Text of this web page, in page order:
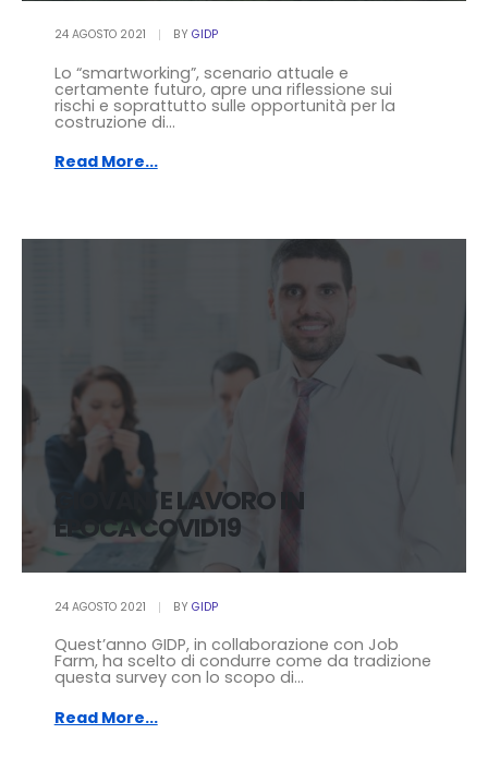
24 AGOSTO 2021 BY GIDP
Lo “smartworking”, scenario attuale e
certamente futuro, apre una riflessione sui
rischi e soprattutto sulle opportunità per la
costruzione di...
Read More...
GIOVANI E LAVORO IN
EPOCA COVID19
24 AGOSTO 2021 BY GIDP
Quest’anno GIDP, in collaborazione con Job
Farm, ha scelto di condurre come da tradizione
questa survey con lo scopo di...
Read More...